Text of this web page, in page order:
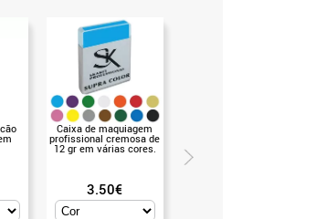
Caixa de maquiagem
profissional cremosa de
12 gr em várias cores.
3.50€